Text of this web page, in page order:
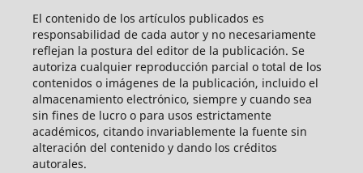
El contenido de los artículos publicados es
responsabilidad de cada autor y no necesariamente
reflejan la postura del editor de la publicación. Se
autoriza cualquier reproducción parcial o total de los
contenidos o imágenes de la publicación, incluido el
almacenamiento electrónico, siempre y cuando sea
sin fines de lucro o para usos estrictamente
académicos, citando invariablemente la fuente sin
alteración del contenido y dando los créditos
autorales.